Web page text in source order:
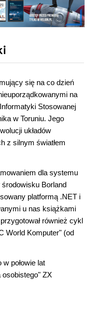
się na co dzień
na
Stosowanej
w Toruniu. Jego
układów
z silnym światłem
dla systemu
Borland
platformą .NET i
u nas książkami
również cykl
World Komputer" (od
połowie lat
ZX